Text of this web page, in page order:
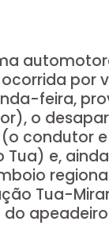
por
feira,
o
condutor
e,
Tua-
apeadeiro